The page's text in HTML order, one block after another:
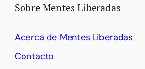
Sobre Mentes Liberadas
Acerca de Mentes Liberadas
Contacto